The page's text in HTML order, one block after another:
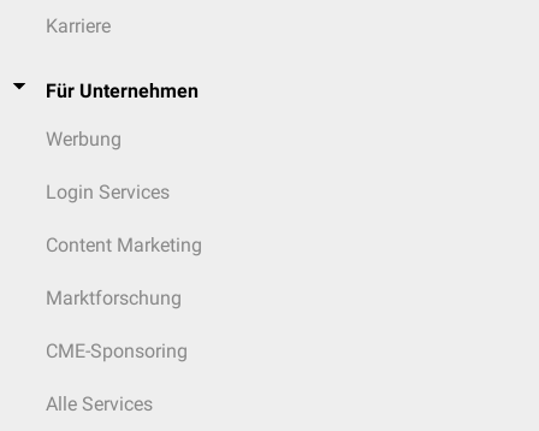
Karriere
Für Unternehmen
Werbung
Login Services
Content Marketing
Marktforschung
CME-Sponsoring
Alle Services